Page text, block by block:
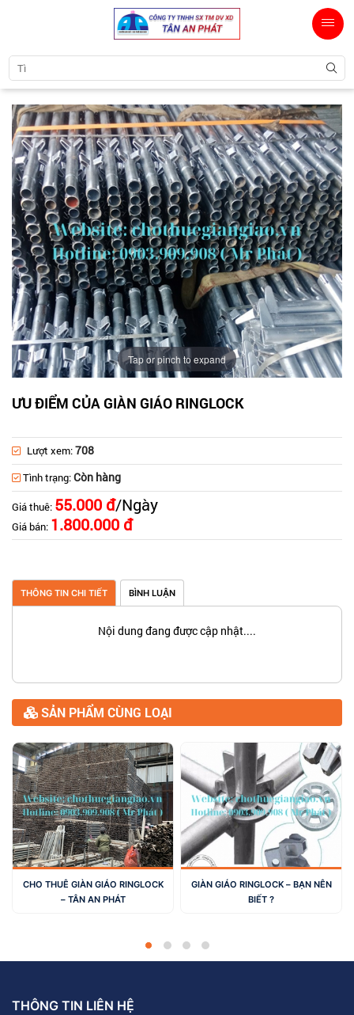
Tap or pinch to expand
ƯU ĐIỂM CỦA GIÀN GIÁO RINGLOCK
Lượt xem:708
Tình trạng:Còn hàng
Giá thuê: 55.000 đ/Ngày
Giá bán: 1.800.000 đ
THÔNG TIN CHI TIẾT BÌNH LUẬN
Nội dung đang được cập nhật....
SẢN PHẨM CÙNG LOẠI
CHO THUÊ GIÀN GIÁO RINGLOCK
– TÂN AN PHÁT
GIÀN GIÁO RINGLOCK – BẠN NÊN
BIẾT ?
THÔNG TIN LIÊN HỆ